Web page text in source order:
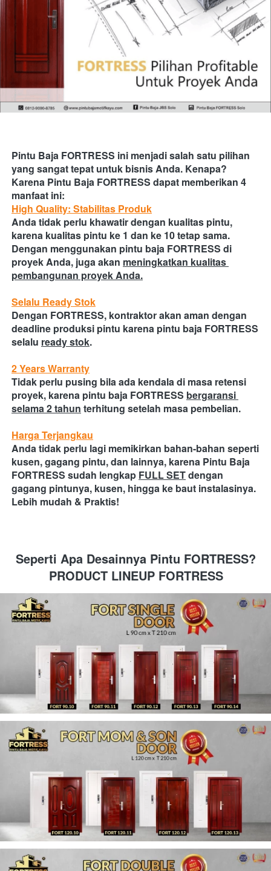
Pintu Baja FORTRESS ini menjadi salah satu pilihan
yang sangat tepat untuk bisnis Anda. Kenapa?
Karena Pintu Baja FORTRESS dapat memberikan 4
manfaat ini:
High Quality: Stabilitas Produk
Anda tidak perlu khawatir dengan kualitas pintu,
karena kualitas pintu ke 1 dan ke 10 tetap sama.
Dengan menggunakan pintu baja FORTRESS di
proyek Anda, juga akan meningkatkan kualitas
pembangunan proyek Anda.
Selalu Ready Stok
Dengan FORTRESS, kontraktor akan aman dengan
deadline produksi pintu karena pintu baja FORTRESS
selalu ready stok.
2 Years Warranty
Tidak perlu pusing bila ada kendala di masa retensi
proyek, karena pintu baja FORTRESS bergaransi
selama 2 tahun terhitung setelah masa pembelian.
Harga Terjangkau
Anda tidak perlu lagi memikirkan bahan-bahan seperti
kusen, gagang pintu, dan lainnya, karena Pintu Baja
FORTRESS sudah lengkap FULL SETdengan
gagang pintunya, kusen, hingga ke baut instalasinya.
Lebih mudah & Praktis!
Seperti Apa Desainnya Pintu FORTRESS?
PRODUCT LINEUP FORTRESS